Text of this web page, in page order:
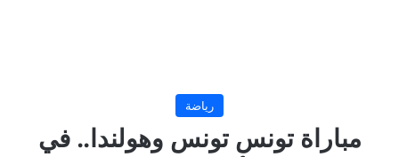
رياضة
مباراة تونس تونس وهولندا.. في